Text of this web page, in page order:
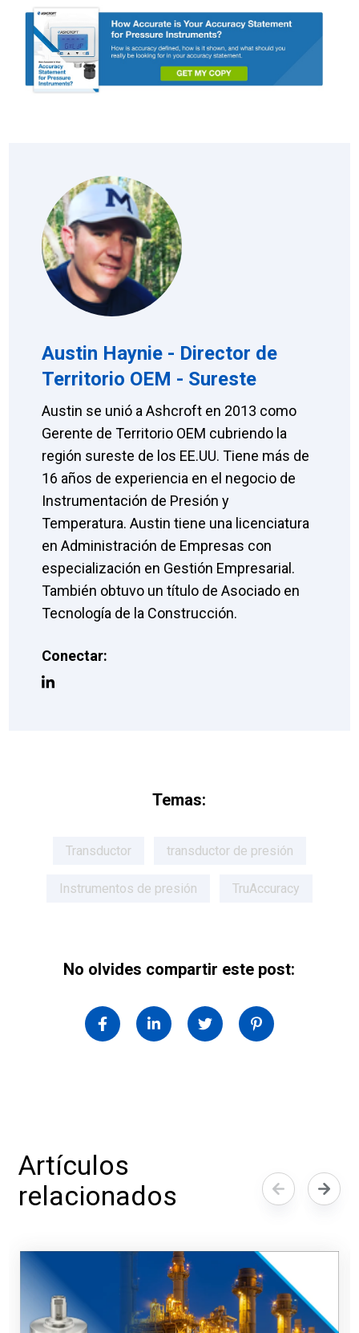
Austin Haynie - Director de
Territorio OEM - Sureste
Austin se unió a Ashcroft en 2013 como
Gerente de Territorio OEM cubriendo la
región sureste de los EE.UU. Tiene más de
16 años de experiencia en el negocio de
Instrumentación de Presión y
Temperatura. Austin tiene una licenciatura
en Administración de Empresas con
especialización en Gestión Empresarial.
También obtuvo un título de Asociado en
Tecnología de la Construcción.
Conectar:
Temas:
Transductor transductor de presión
Instrumentos de presión TruAccuracy
No olvides compartir este post:
Artículos
relacionados